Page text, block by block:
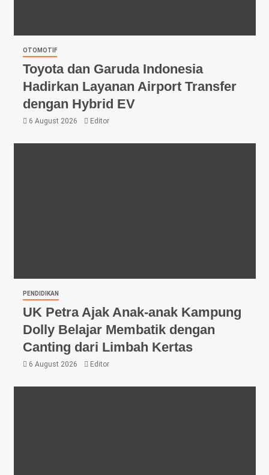
OTOMOTIF
Toyota dan Garuda Indonesia
Hadirkan Layanan Airport Transfer
dengan Hybrid EV
6 August 2026 Editor
PENDIDIKAN
UK Petra Ajak Anak-anak Kampung
Dolly Belajar Membatik dengan
Canting dari Limbah Kertas
6 August 2026 Editor